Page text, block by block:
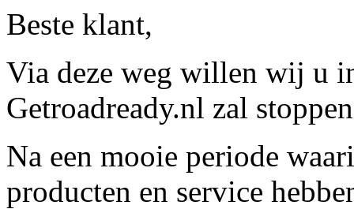
Beste klant,
Via deze weg willen wij u
Getroadready.nl zal
Na een mooie periode
producten en service